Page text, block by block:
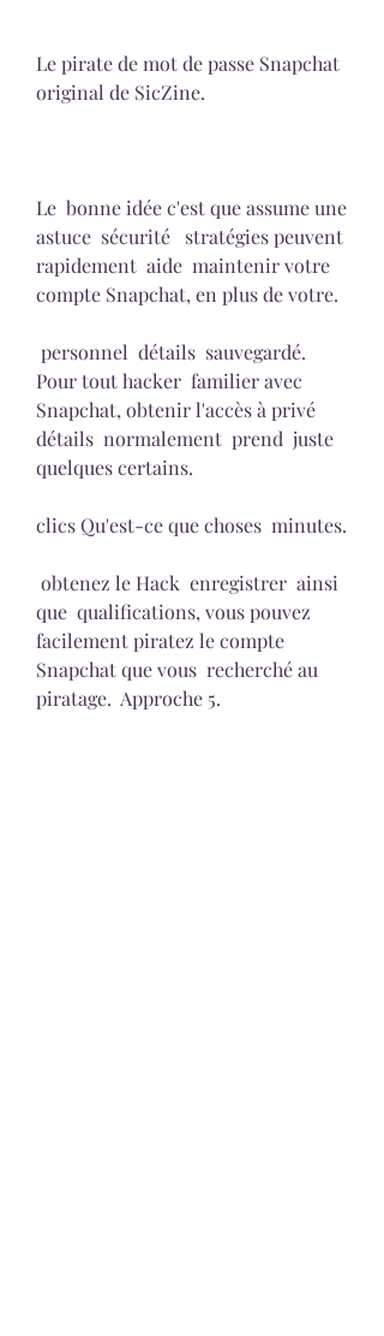
Le pirate de mot de passe Snapchat
original de SicZine.
Le  bonne idée c'est que assume une
astuce  sécurité   stratégies peuvent
rapidement  aide  maintenir votre
compte Snapchat, en plus de votre.
Pour tout hacker  familier avec
Snapchat, obtenir l'accès à privé
détails  normalement  prend  juste
quelques certains.
clics Qu'est-ce que choses  minutes.
que  qualifications, vous pouvez
facilement piratez le compte
Snapchat que vous  recherché au
piratage.  Approche 5.